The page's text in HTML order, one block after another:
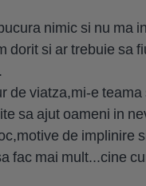
nimic si nu
dorit si ar trebuie sa
de viatza,mi-e
sa ajut oameni in
de implinire
fac mai mult...cine